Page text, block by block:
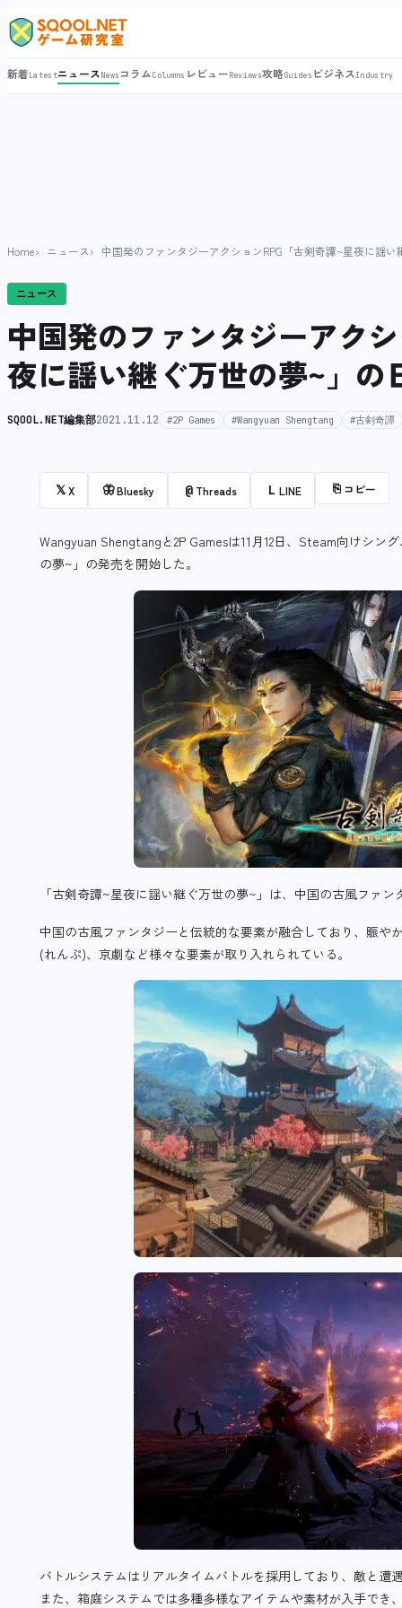
新着LatestニュースNews コラムColumns レビューReviews攻略Guides ビジネスIndustry
Home ニュース 中国発のファンタジーアクションRPG「古剣奇譚~星夜に謡
ニュース
中国発のファンタジーアク
夜に謡い継ぐ万世の夢~」の
SQOOL.NET編集部2021.11.12 #2P Games #Wangyuan Shengtang #古剣奇譚
𝕏X 🦋Bluesky @ Threads L LINE ⎘ コピー
Wangyuan Shengtangと2P Gamesは11月12日、Steam向けシン
の夢~」の発売を開始した。
「古剣奇譚~星夜に謡い継ぐ万世の夢~」は、 中国の古風ファン
中国の古風ファンタジーと伝統的な要素が融合しており、賑
(れんぷ)、京劇など様々な要素が取り入れられている。
バトルシステムは リアルタイムバトルを採用しており、 敵と遭
また、箱庭システムでは多種多様なアイテムや素材が入手でき